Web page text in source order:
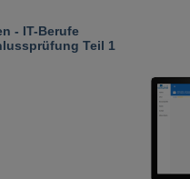
- IT-Berufe
Teil 1